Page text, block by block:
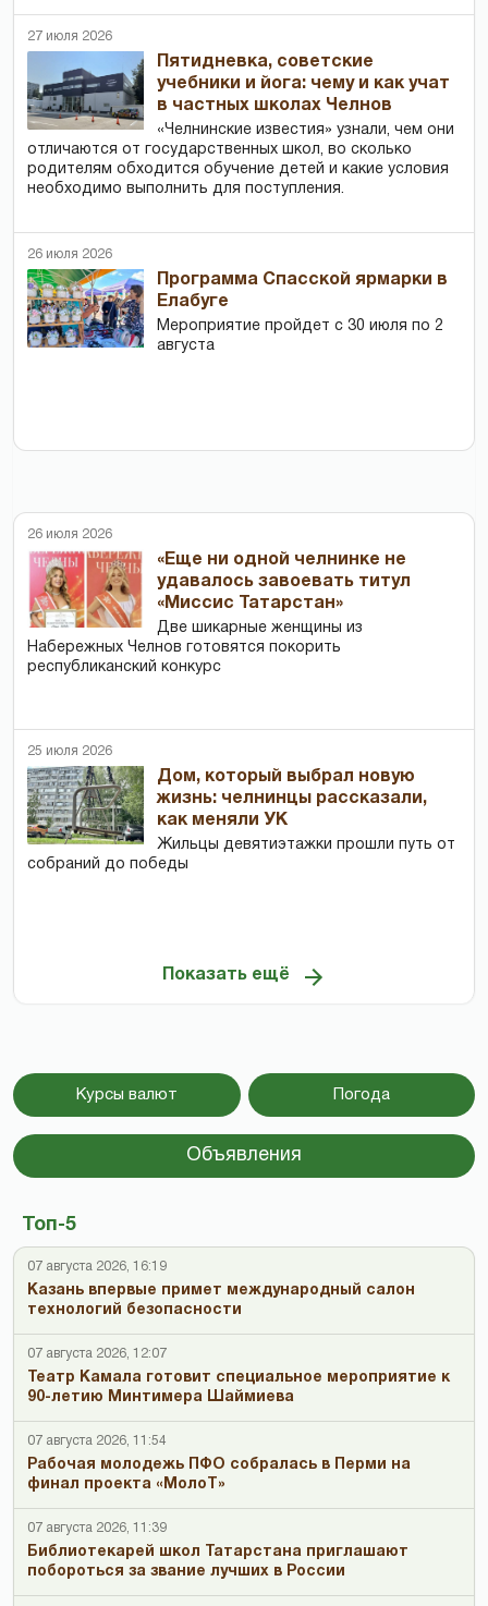
27 июля 2026
Пятидневка, советские
учебники и йога: чему и как учат
в частных школах Челнов
«Челнинские известия» узнали, чем они
отличаются от государственных школ, во сколько
родителям обходится обучение детей и какие условия
необходимо выполнить для поступления.
26 июля 2026
Программа Спасской ярмарки в
Елабуге
Мероприятие пройдет с 30 июля по 2
августа
26 июля 2026
«Еще ни одной челнинке не
удавалось завоевать титул
«Миссис Татарстан»
Две шикарные женщины из
Набережных Челнов готовятся покорить
республиканский конкурс
25 июля 2026
Дом, который выбрал новую
жизнь: челнинцы рассказали,
как меняли УК
Жильцы девятиэтажки прошли путь от
собраний до победы
Показать ещё
Курсы валют Погода
Объявления
Топ-5
07 августа 2026, 16:19
Казань впервые примет международный салон
технологий безопасности
07 августа 2026, 12:07
Театр Камала готовит специальное мероприятие к
90-летию Минтимера Шаймиева
07 августа 2026, 11:54
Рабочая молодежь ПФО собралась в Перми на
финал проекта «МолоТ»
07 августа 2026, 11:39
Библиотекарей школ Татарстана приглашают
побороться за звание лучших в России